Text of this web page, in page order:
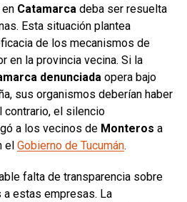
Catamarca deba ser resuelta
Esta situación plantea
de los mecanismos de
en la provincia vecina. Si la
denunciada opera bajo
sus organismos deberían haber
contrario, el silencio
a los vecinos de Monteros a
el Gobierno de Tucumán.
falta de transparencia sobre
a estas empresas. La